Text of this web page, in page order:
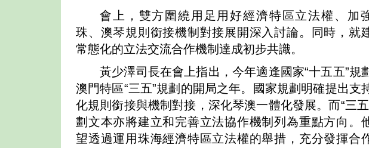
會上，雙方圍繞用足用好經濟特區立法權、加
珠、澳琴規則銜接機制對接展開深入討論。同時，就
常態化的立法交流合作機制達成初步共識。
黃少澤司長在會上指出，今年適逢國家“十五五”規
澳門特區“三五”規劃的開局之年。國家規劃明確提出支
化規則銜接與機制對接，深化琴澳一體化發展。而“三五
劃文本亦將建立和完善立法協作機制列為重點方向。
望透過運用珠海經濟特區立法權的舉措，充分發揮合